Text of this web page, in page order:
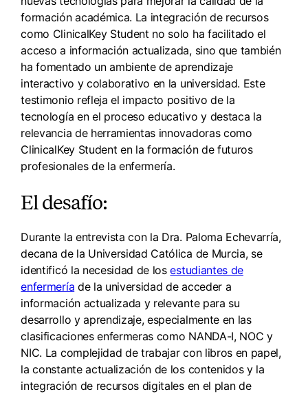
formación académica. La integración de recursos
como ClinicalKey Student no solo ha facilitado el
acceso a información actualizada, sino que también
ha fomentado un ambiente de aprendizaje
interactivo y colaborativo en la universidad. Este
testimonio refleja el impacto positivo de la
tecnología en el proceso educativo y destaca la
relevancia de herramientas innovadoras como
ClinicalKey Student en la formación de futuros
profesionales de la enfermería.
El desafío:
Durante la entrevista con la Dra. Paloma Echevarría,
decana de la Universidad Católica de Murcia, se
identificó la necesidad de losestudiantes de
enfermería de la universidad de acceder a
información actualizada y relevante para su
desarrollo y aprendizaje, especialmente en las
clasificaciones enfermeras como NANDA-I, NOC y
NIC. La complejidad de trabajar con libros en papel,
la constante actualización de los contenidos y la
integración de recursos digitales en el plan de